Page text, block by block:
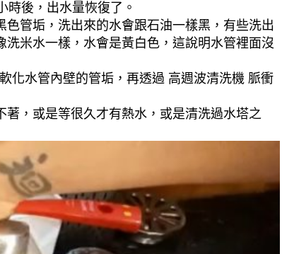
後，出水量恢復了。
管垢，洗出來的水會跟石油一樣黑，有些洗出
米水一樣，水會是黃白色，這說明水管裡面沒
化水管內壁的管垢，再透過 高週波清洗機 脈衝
，或是等很久才有熱水，或是清洗過水塔之